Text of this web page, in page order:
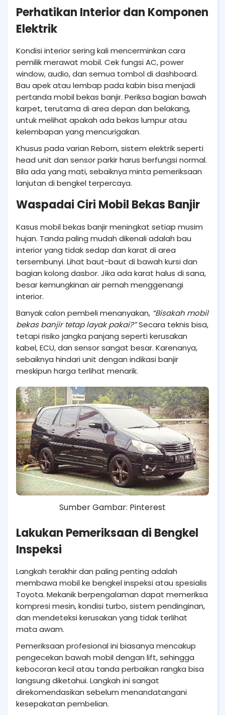
Perhatikan Interior dan Komponen
Elektrik
Kondisi interior sering kali mencerminkan cara
pemilik merawat mobil. Cek fungsi AC, power
window, audio, dan semua tombol di dashboard.
Bau apek atau lembap pada kabin bisa menjadi
pertanda mobil bekas banjir. Periksa bagian bawah
karpet, terutama di area depan dan belakang,
untuk melihat apakah ada bekas lumpur atau
kelembapan yang mencurigakan.
Khusus pada varian Reborn, sistem elektrik seperti
head unit dan sensor parkir harus berfungsi normal.
Bila ada yang mati, sebaiknya minta pemeriksaan
lanjutan di bengkel terpercaya.
Waspadai Ciri Mobil Bekas Banjir
Kasus mobil bekas banjir meningkat setiap musim
hujan. Tanda paling mudah dikenali adalah bau
interior yang tidak sedap dan karat di area
tersembunyi. Lihat baut-baut di bawah kursi dan
bagian kolong dasbor. Jika ada karat halus di sana,
besar kemungkinan air pernah menggenangi
interior.
Banyak calon pembeli menanyakan, “Bisakah mobil
bekas banjir tetap layak pakai?”Secara teknis bisa,
tetapi risiko jangka panjang seperti kerusakan
kabel, ECU, dan sensor sangat besar. Karenanya,
sebaiknya hindari unit dengan indikasi banjir
meskipun harga terlihat menarik.
Sumber Gambar: Pinterest
Lakukan Pemeriksaan di Bengkel
Inspeksi
Langkah terakhir dan paling penting adalah
membawa mobil ke bengkel inspeksi atau spesialis
Toyota. Mekanik berpengalaman dapat memeriksa
kompresi mesin, kondisi turbo, sistem pendinginan,
dan mendeteksi kerusakan yang tidak terlihat
mata awam.
Pemeriksaan profesional ini biasanya mencakup
pengecekan bawah mobil dengan lift, sehingga
kebocoran kecil atau tanda perbaikan rangka bisa
langsung diketahui. Langkah ini sangat
direkomendasikan sebelum menandatangani
kesepakatan pembelian.